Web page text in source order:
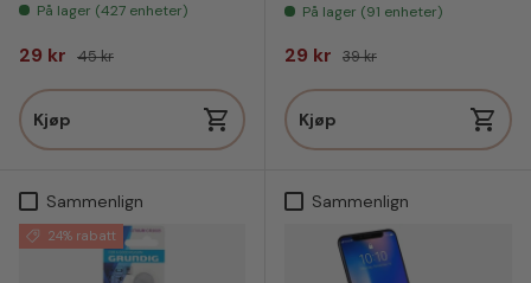
På lager (427 enheter)
Salgspris
29 kr Vanlig pris
45 kr
Kjøp
På lager (91 enheter)
Salgspris
29 kr Vanlig pris
39 kr
Kjøp
Sammenlign
24% rabatt
Sammenlign